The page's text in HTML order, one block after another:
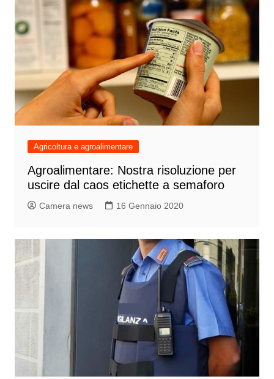
Agricoltura e agroalimentare
Agroalimentare: Nostra risoluzione per
uscire dal caos etichette a semaforo
Camera news 16 Gennaio 2020